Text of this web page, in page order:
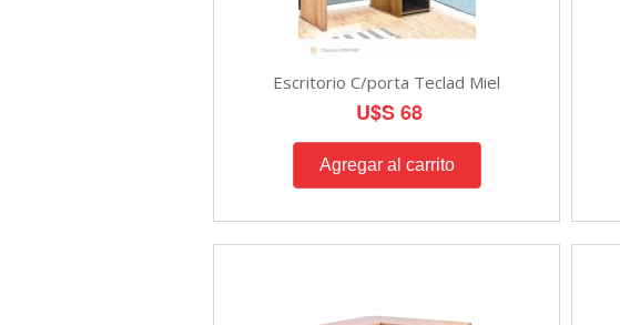
Escritorio C/porta Teclad Miel
U$S 68